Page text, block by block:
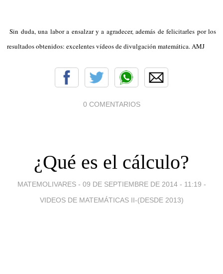
Sin duda, una labor a ensalzar y a agradecer, además de felicitarles por los
resultados obtenidos: excelentes vídeos de divulgación matemática. AMJ
0 COMENTARIOS
¿Qué es el cálculo?
MATEMOLIVARES - 09 DE SEPTIEMBRE DE 2014 - 11:19 -
VIDEOS DE MATEMÁTICAS II-(DESDE 2013)